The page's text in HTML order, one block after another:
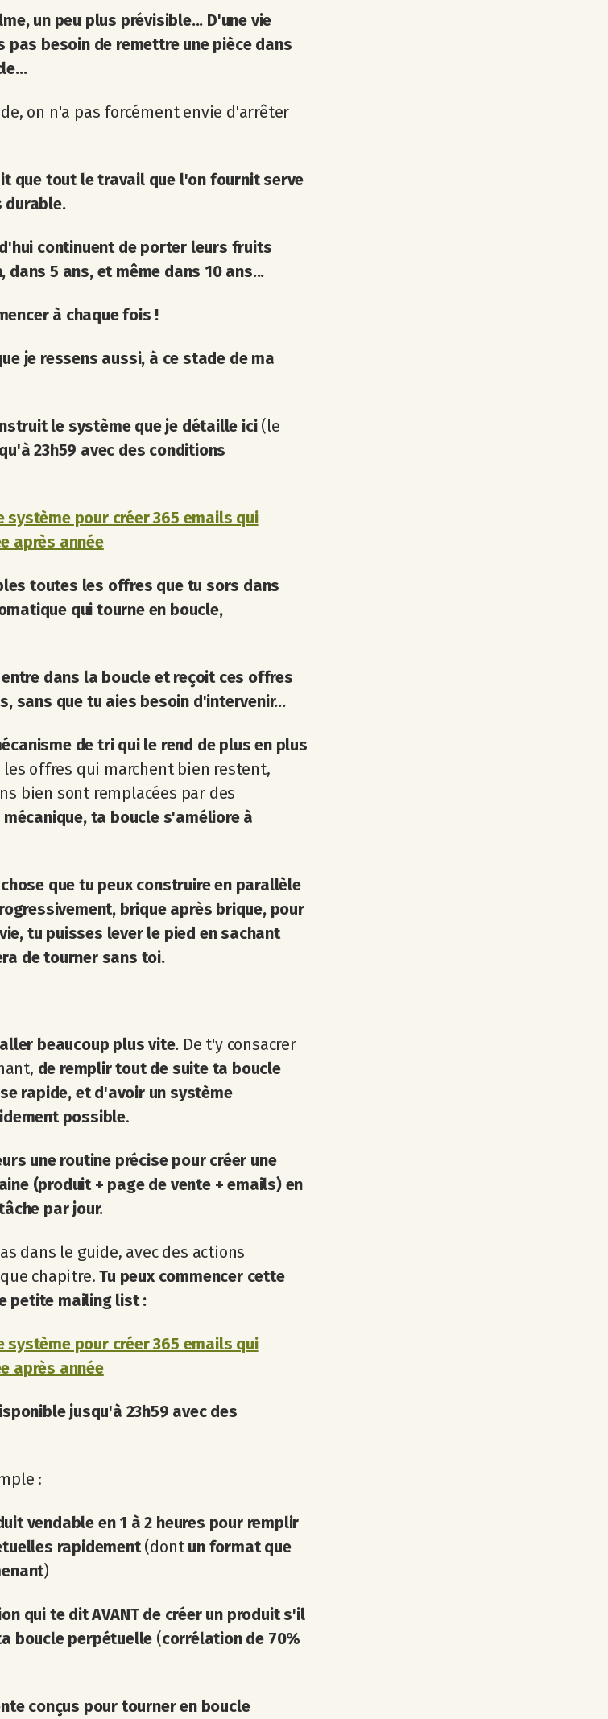
un peu plus prévisible... D'une vie
besoin de remettre une pièce dans
on n'a pas forcément envie d'arrêter
que tout le travail que l'on fournit serve
durable.
continuent de porter leurs fruits
dans 5 ans, et même dans 10 ans...
à chaque fois !
je ressens aussi, à ce stade de ma
le système que je détaille ici(le
23h59 avec des conditions
le système pour créer 365 emails qui
après année
toutes les offres que tu sors dans
qui tourne en boucle,
dans la boucle et reçoit ces offres
sans que tu aies besoin d'intervenir...
de tri qui le rend de plus en plus
les offres qui marchent bien restent,
bien sont remplacées par des
mécanique, ta boucle s'améliore à
que tu peux construire en parallèle
brique après brique, pour
tu puisses lever le pied en sachant
de tourner sans toi.
beaucoup plus vite. De t'y consacrer
de remplir tout de suite ta boucle
rapide, et d'avoir un système
possible.
une routine précise pour créer une
(produit + page de vente + emails) en
par jour.
dans le guide, avec des actions
chapitre. Tu peux commencer cette
petite mailing list :
le système pour créer 365 emails qui
après année
jusqu'à 23h59 avec des
:
vendable en 1 à 2 heures pour remplir
rapidement(dont un format que
)
qui te dit AVANT de créer un produit s'il
boucle perpétuelle (corrélation de 70%
conçus pour tourner en boucle